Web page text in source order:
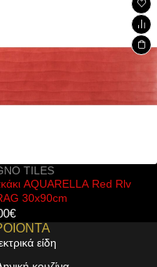
TILES
AQUARELLA Red Rlv
30x90cm
€
είδη